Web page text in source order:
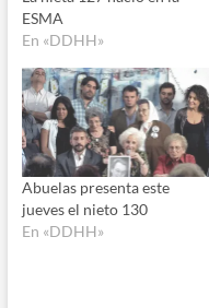
ESMA
En «DDHH»
Abuelas presenta este
jueves el nieto 130
En «DDHH»